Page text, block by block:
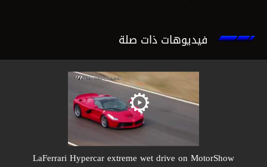
فيديوهات ذات صلة
LaFerrari Hypercar extreme wet drive on MotorShow